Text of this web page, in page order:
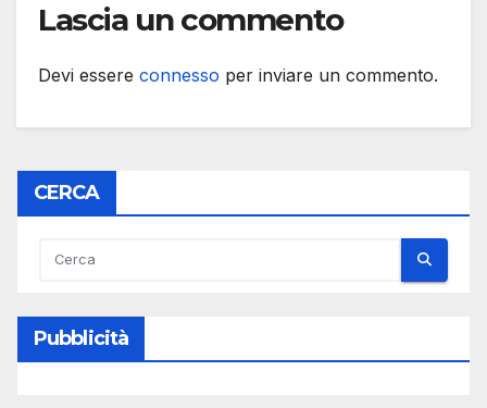
Lascia un commento
Devi essere connesso per inviare un commento.
CERCA
Pubblicità